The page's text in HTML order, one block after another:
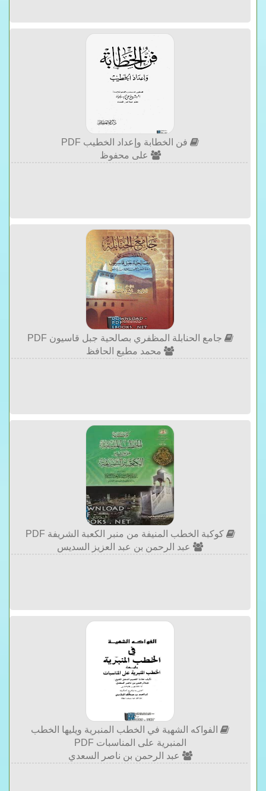
فن الخطابة وإعداد الخطيب PDF
على محفوظ
جامع الحنابلة المظفري بصالحية جبل قاسيون PDF
محمد مطيع الحافظ
كوكبة الخطب المنيفة من منبر الكعبة الشريفة PDF
عبد الرحمن بن عبد العزيز السديس
الفواكه الشهية في الخطب المنبرية ويليها الخطب
المنبرية على المناسبات PDF
عبد الرحمن بن ناصر السعدي